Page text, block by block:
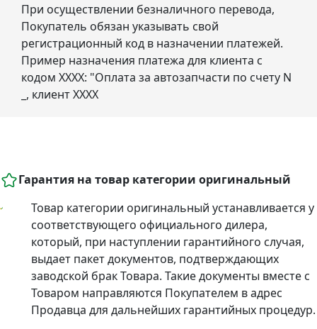
При осуществлении безналичного перевода,
Покупатель обязан указывать свой
регистрационный код в назначении платежей.
Пример назначения платежа для клиента с
кодом ХХХХ: "Оплата за автозапчасти по счету N
_, клиент ХХХХ
Гарантия на товар категории оригинальный
Товар категории оригинальный устанавливается у
соответствующего официального дилера,
который, при наступлении гарантийного случая,
выдает пакет документов, подтверждающих
заводской брак Товара. Такие документы вместе с
Товаром направляются Покупателем в адрес
Продавца для дальнейших гарантийных процедур.